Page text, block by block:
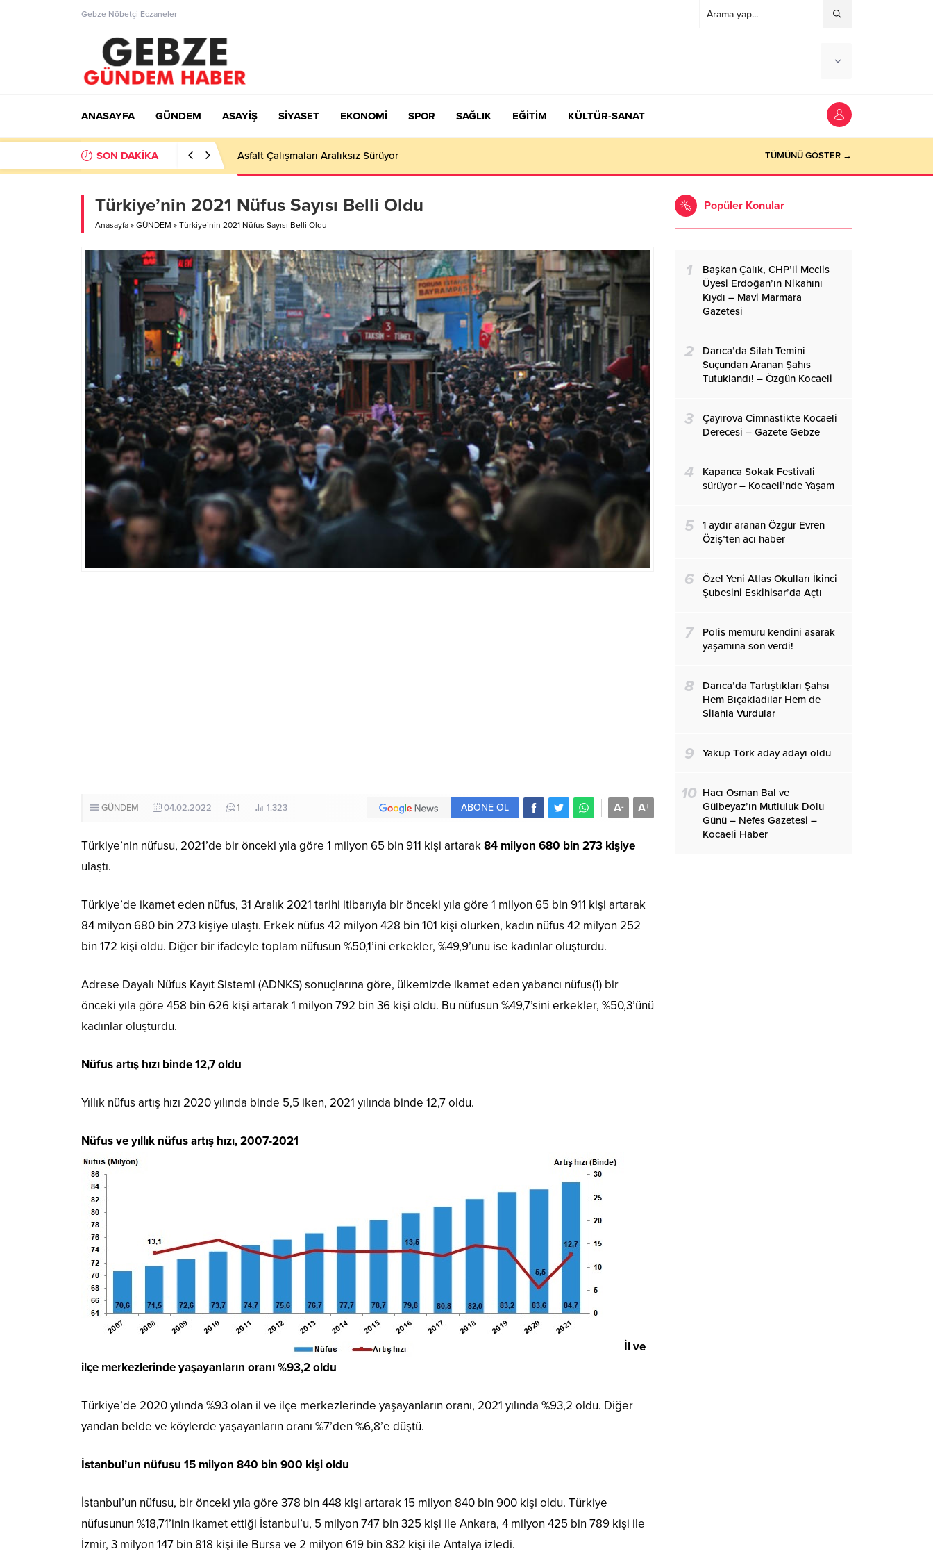
Gebze Nöbetçi Eczaneler
ANASAYFA GÜNDEM ASAYİŞ SİYASET EKONOMİ SPOR SAĞLIK EĞİTİM KÜLTÜR-SANAT
SON DAKİKA Ortaöğretime Geçiş Tercih ve Yerleştirme Kılavuzu yayımlandı – Nefes Gazetesi – Kocaeli Haber TÜMÜNÜ GÖSTER →
Türkiye’nin 2021 Nüfus Sayısı Belli Oldu
Anasayfa » GÜNDEM » Türkiye’nin 2021 Nüfus Sayısı Belli Oldu
GÜNDEM 04.02.2022 1 1.323 A+
A-
ABONE OL
Türkiye’nin nüfusu, 2021’de bir önceki yıla göre 1 milyon 65 bin 911 kişi artarak84 milyon 680 bin 273 kişiye
ulaştı.
Türkiye’de ikamet eden nüfus, 31 Aralık 2021 tarihi itibarıyla bir önceki yıla göre 1 milyon 65 bin 911 kişi artarak
84 milyon 680 bin 273 kişiye ulaştı. Erkek nüfus 42 milyon 428 bin 101 kişi olurken, kadın nüfus 42 milyon 252
bin 172 kişi oldu. Diğer bir ifadeyle toplam nüfusun %50,1’ini erkekler, %49,9’unu ise kadınlar oluşturdu.
Adrese Dayalı Nüfus Kayıt Sistemi (ADNKS) sonuçlarına göre, ülkemizde ikamet eden yabancı nüfus(1) bir
önceki yıla göre 458 bin 626 kişi artarak 1 milyon 792 bin 36 kişi oldu. Bu nüfusun %49,7’sini erkekler, %50,3’ünü
kadınlar oluşturdu.
Nüfus artış hızı binde 12,7 oldu
Yıllık nüfus artış hızı 2020 yılında binde 5,5 iken, 2021 yılında binde 12,7 oldu.
Nüfus ve yıllık nüfus artış hızı, 2007-2021
İl ve
ilçe merkezlerinde yaşayanların oranı %93,2 oldu
Türkiye’de 2020 yılında %93 olan il ve ilçe merkezlerinde yaşayanların oranı, 2021 yılında %93,2 oldu. Diğer
yandan belde ve köylerde yaşayanların oranı %7’den %6,8’e düştü.
İstanbul’un nüfusu 15 milyon 840 bin 900 kişi oldu
İstanbul’un nüfusu, bir önceki yıla göre 378 bin 448 kişi artarak 15 milyon 840 bin 900 kişi oldu. Türkiye
nüfusunun %18,71’inin ikamet ettiği İstanbul’u, 5 milyon 747 bin 325 kişi ile Ankara, 4 milyon 425 bin 789 kişi ile
İzmir, 3 milyon 147 bin 818 kişi ile Bursa ve 2 milyon 619 bin 832 kişi ile Antalya izledi.
Popüler Konular
1
Başkan Çalık, CHP’li Meclis
Üyesi Erdoğan’ın Nikahını
Kıydı – Mavi Marmara
Gazetesi
2
Darıca’da Silah Temini
Suçundan Aranan Şahıs
Tutuklandı! – Özgün Kocaeli
3
Çayırova Cimnastikte Kocaeli
Derecesi – Gazete Gebze
4
Kapanca Sokak Festivali
sürüyor – Kocaeli’nde Yaşam
5
1 aydır aranan Özgür Evren
Öziş’ten acı haber
6
Özel Yeni Atlas Okulları İkinci
Şubesini Eskihisar’da Açtı
7
Polis memuru kendini asarak
yaşamına son verdi!
8
Darıca’da Tartıştıkları Şahsı
Hem Bıçakladılar Hem de
Silahla Vurdular
9 Yakup Törk aday adayı oldu
10 Hacı Osman Bal ve
Gülbeyaz’ın Mutluluk Dolu
Günü – Nefes Gazetesi –
Kocaeli Haber